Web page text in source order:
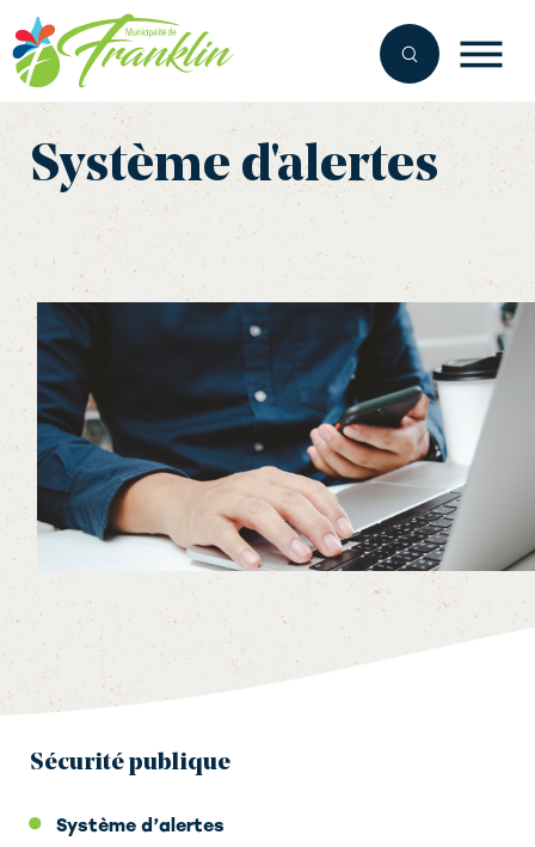
Aller
au
contenu
Système d'alertes
Sécurité publique
Système d’alertes